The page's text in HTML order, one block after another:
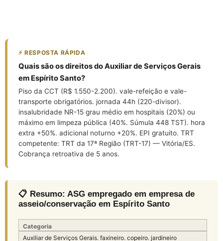
⚡ RESPOSTA RÁPIDA
Quais são os direitos do Auxiliar de Serviços Gerais
em Espírito Santo?
Piso da CCT (R$ 1.550-2.200). vale-refeição e vale-
transporte obrigatórios. jornada 44h (220-divisor).
insalubridade NR-15 grau médio em hospitais (20%) ou
máximo em limpeza pública (40%. Súmula 448 TST). hora
extra +50%. adicional noturno +20%. EPI gratuito. TRT
competente: TRT da 17ª Região (TRT-17) — Vitória/ES.
Cobrança retroativa de 5 anos.
📋 Resumo: ASG empregado em empresa de
asseio/conservação em Espírito Santo
Categoria
Auxiliar de Serviços Gerais. faxineiro. copeiro. jardineiro